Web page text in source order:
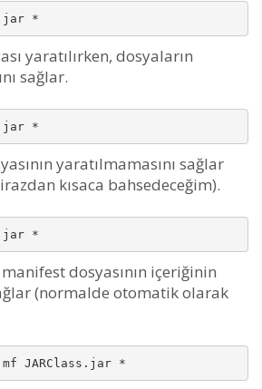
*
yaratılırken, dosyaların
sağlar.
*
yaratılmamasını sağlar
kısaca bahsedeceğim).
*
dosyasının içeriğinin
(normalde otomatik olarak
JARClass.jar *